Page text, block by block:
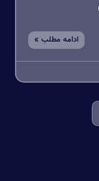
ادامه مطلب »